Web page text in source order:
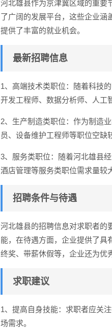
河北雄县作为京津冀区域的重要
了广阔的发展平台，这些企业涵
提供了丰富的就业机会。
最新招聘信息
1、高端技术类职位：随着科技
开发工程师、数据分析师、人工
2、生产制造类职位：作为制造
员、设备维护工程师等职位空缺
3、服务类职位：随着河北雄县
酒店管理等服务类职位需求量较
招聘条件与待遇
河北雄县的招聘信息对求职者的
能，在待遇方面，企业提供了具
终奖、带薪休假等，企业还为优
求职建议
1、提高自身技能：求职者应关
场需求。